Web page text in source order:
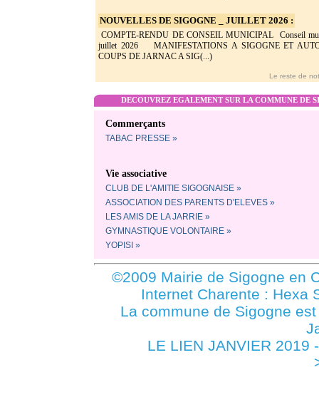
NOUVELLES DE SIGOGNE _ JUILLET 2026 :
COMPTE-RENDU DE CONSEIL MUNICIPAL Conseil
juillet 2026 MANIFESTATIONS A SIGOGNE ET
COUPS DE JARNAC A SIG(...)
Le reste de
DECOUVREZ EGALEMENT SUR LA COMMUNE DE
Commerçants
TABAC PRESSE »
Vie associative
CLUB DE L'AMITIE SIGOGNAISE »
ASSOCIATION DES PARENTS D'ELEVES »
LES AMIS DE LA JARRIE »
GYMNASTIQUE VOLONTAIRE »
YOPISI »
©2009 Mairie de Sigogne en
Internet Charente : Hexa
La commune de Sigogne
LE LIEN JANVIER 2019